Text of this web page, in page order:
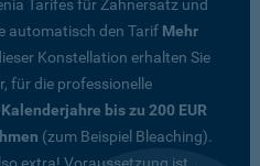
Tarifes für Zahnersatz und
automatisch den Tarif Mehr
Konstellation erhalten Sie
für die professionelle
bis zu 200 EUR
(zum Beispiel Bleaching).